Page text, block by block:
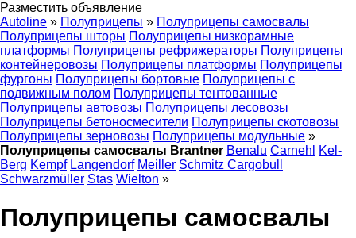
Разместить объявление
Autoline » Полуприцепы » Полуприцепы самосвалы
Полуприцепы шторы Полуприцепы низкорамные
платформы Полуприцепы рефрижераторы Полуприцепы
контейнеровозы Полуприцепы платформы Полуприцепы
фургоны Полуприцепы бортовые Полуприцепы с
подвижным полом Полуприцепы тентованные
Полуприцепы автовозы Полуприцепы лесовозы
Полуприцепы бетоносмесители Полуприцепы скотовозы
Полуприцепы зерновозы Полуприцепы модульные »
Полуприцепы самосвалы Brantner Benalu Carnehl
Kel-
Berg Kempf Langendorf Meiller Schmitz Cargobull
Schwarzmüller Stas Wielton »
Полуприцепы самосвалы